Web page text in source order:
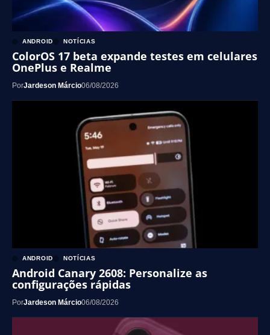
ANDROID NOTÍCIAS
ColorOS 17 beta expande testes em celulares
OnePlus e Realme
PorJardeson Márcio06/08/2026
ANDROID NOTÍCIAS
Android Canary 2608: Personalize as
configurações rápidas
PorJardeson Márcio06/08/2026